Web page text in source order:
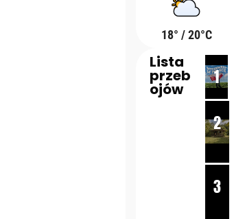
18° / 20°C
Lista
przeb
ojów
1
2
3